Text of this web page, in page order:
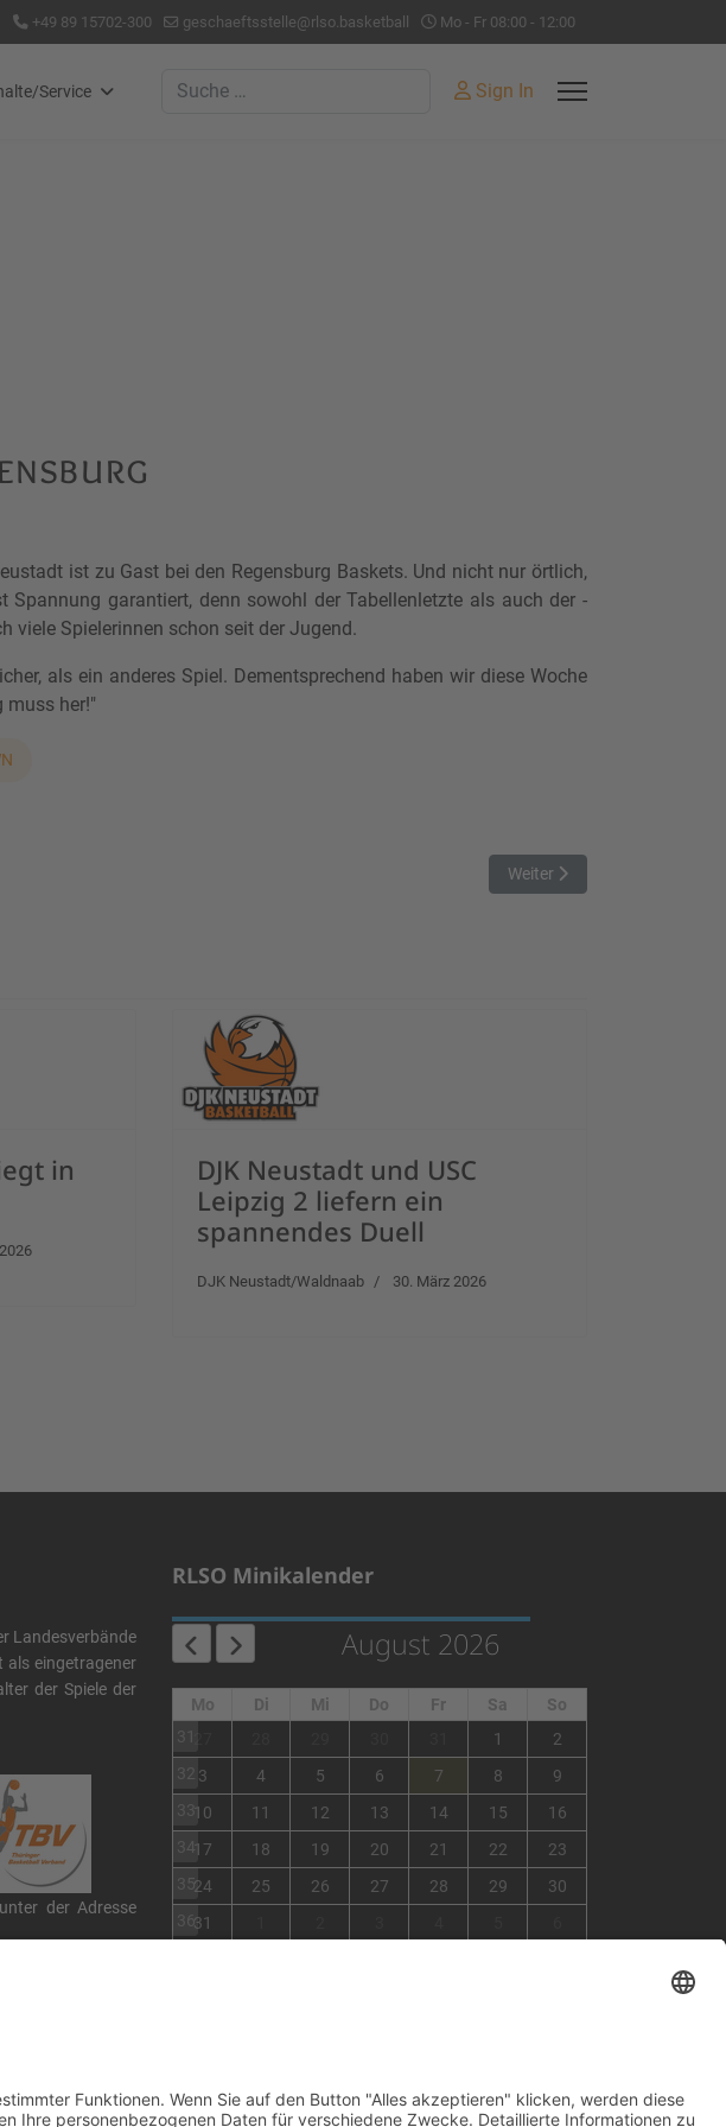
+49 89 15702-300 geschaeftsstelle@rlso.basketball Mo - Fr 08:00 - 12:00
Service Suchen Sign In
×
Fehler
ist zu Gast bei den Regensburg Baskets. Und nicht nur örtlich,
garantiert, denn sowohl der Tabellenletzte als auch der -
viele Spielerinnen schon seit der Jugend.
als ein anderes Spiel. Dementsprechend haben wir diese Woche
muss her!"
Nächster Beitrag: Die
Weiter
in
DJK Neustadt und USC
Leipzig 2 liefern ein
spannendes Duell
DJK Neustadt/Waldnaab 30. März 2026
Landesverbände
als eingetragener
der Spiele der
der Adresse
RLSO Minikalender
August 2026
Mo Di Mi Do Fr Sa
So
31
1
2
32 3 4 5 6 7 8
9
3310 11 12 13 14 15
16
3417 18 19 20 21 22
23
3524 25 26 27 28 29
30
3631